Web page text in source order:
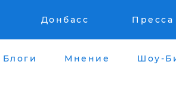
Донбасс Пресса
Блоги Мнение Шоу-